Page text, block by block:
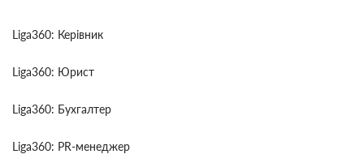
Liga360: Керівник
Liga360: Юрист
Liga360: Бухгалтер
Liga360: PR-менеджер